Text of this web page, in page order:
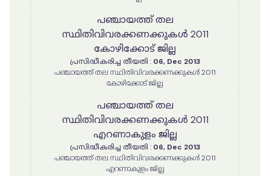
പഞ്ചായത്ത് തല
സ്ഥിതിവിവരക്കണക്കുകൾ 2011
കോഴിക്കോട് ജില്ല
പ്രസിദ്ധീകരിച്ച തീയതി : 06, Dec 2013
പഞ്ചായത്ത് തല സ്ഥിതിവിവരക്കണക്കുകൾ 2011
കോഴിക്കോട് ജില്ല
പഞ്ചായത്ത് തല
സ്ഥിതിവിവരക്കണക്കുകൾ 2011
എറണാകുളം ജില്ല
പ്രസിദ്ധീകരിച്ച തീയതി : 06, Dec 2013
പഞ്ചായത്ത് തല സ്ഥിതിവിവരക്കണക്കുകൾ 2011
എറണാകുളം ജില്ല